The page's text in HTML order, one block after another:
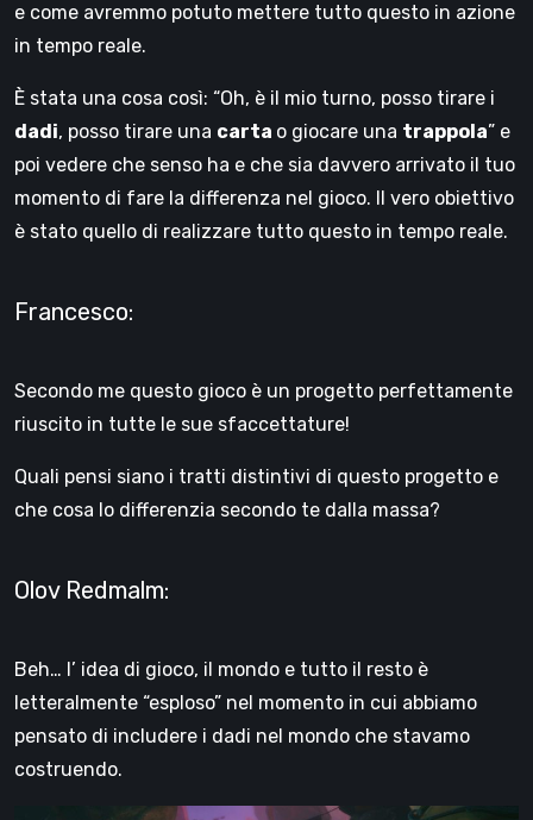
e come avremmo potuto mettere tutto questo in azione
in tempo reale.
È stata una cosa così: “Oh, è il mio turno, posso tirare i
dadi, posso tirare una carta o giocare una trappola” e
poi vedere che senso ha e che sia davvero arrivato il tuo
momento di fare la differenza nel gioco. Il vero obiettivo
è stato quello di realizzare tutto questo in tempo reale.
Francesco:
Secondo me questo gioco è un progetto perfettamente
riuscito in tutte le sue sfaccettature!
Quali pensi siano i tratti distintivi di questo progetto e
che cosa lo differenzia secondo te dalla massa?
Olov Redmalm:
Beh… l’ idea di gioco, il mondo e tutto il resto è
letteralmente “esploso” nel momento in cui abbiamo
pensato di includere i dadi nel mondo che stavamo
costruendo.